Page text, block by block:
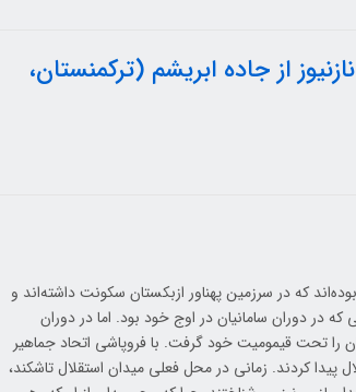
از جاده ابریشم (ترکمنستان،
که در سرزمین پهناور ازبکستان سکونت داشته‌اند و
در دوران سامانیان در اوج خود بود. اما در دوران
را تحت قیمومیت خود گرفت. با فروپاشی اتحاد جماهیر
پیدا کردند. زمانی در محل فعلی میدان استقلال تاشکند،